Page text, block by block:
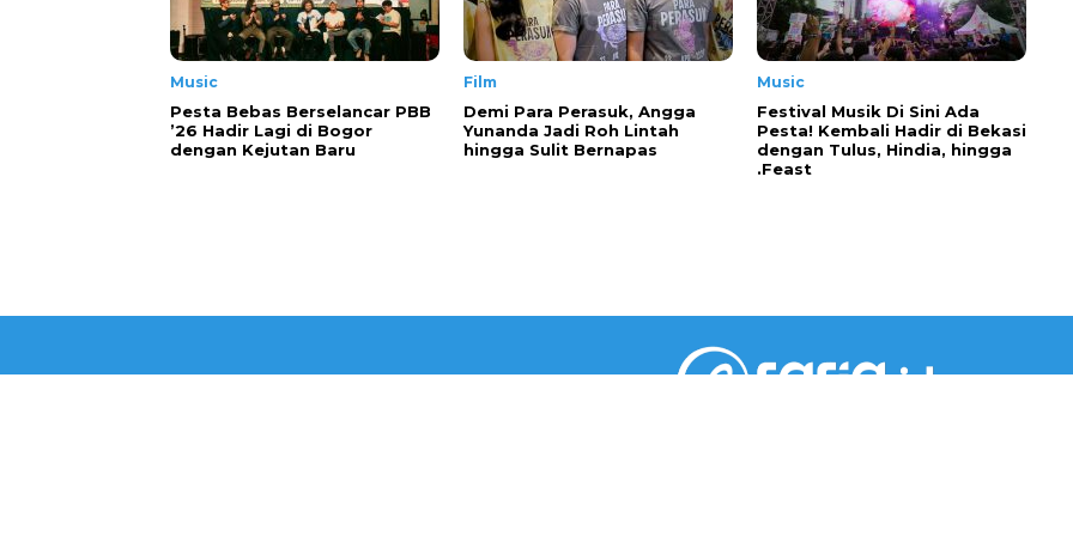
Music
Pesta Bebas Berselancar PBB
’26 Hadir Lagi di Bogor
dengan Kejutan Baru
Film
Demi Para Perasuk, Angga
Yunanda Jadi Roh Lintah
hingga Sulit Bernapas
Music
Festival Musik Di Sini Ada
Pesta! Kembali Hadir di Bekasi
dengan Tulus, Hindia, hingga
.Feast